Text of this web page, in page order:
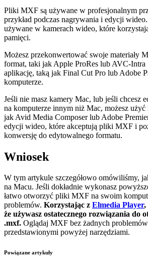
Pliki MXF są używane w profesjonalnym
przykład podczas nagrywania i edycji
używane w kamerach wideo, które
pamięci.
Możesz przekonwertować swoje materiały
format, taki jak Apple ProRes lub AVC-Intra
aplikację, taką jak Final Cut Pro lub Adobe
komputerze.
Jeśli nie masz kamery Mac, lub jeśli chcesz
na komputerze innym niż Mac, możesz
jak Avid Media Composer lub Adobe
edycji wideo, które akceptują pliki MXF i
konwersję do edytowalnego formatu.
Wniosek
W tym artykule szczegółowo omówiliśmy,
na Macu. Jeśli dokładnie wykonasz
łatwo otworzyć pliki MXF na swoim
problemów. Korzystając z Elmedia Player,
że używasz ostatecznego rozwiązania do
.mxf. Oglądaj MXF bez żadnych
przedstawionymi powyżej narzędziami.
Powiązane artykuły